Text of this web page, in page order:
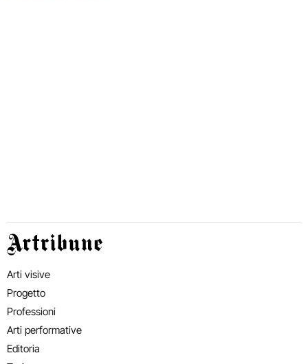
Artribune
Arti visive
Progetto
Professioni
Arti performative
Editoria